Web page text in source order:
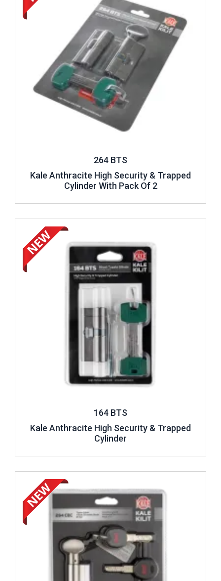
264 BTS
Kale Anthracite High Security & Trapped
Cylinder With Pack Of 2
164 BTS
Kale Anthracite High Security & Trapped
Cylinder